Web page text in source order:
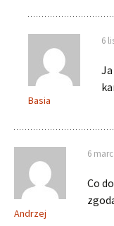
Basia
6
Andrzej
6
Co